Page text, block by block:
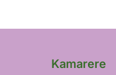
Kamarere